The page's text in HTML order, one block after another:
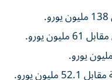
يورو.
يورو.